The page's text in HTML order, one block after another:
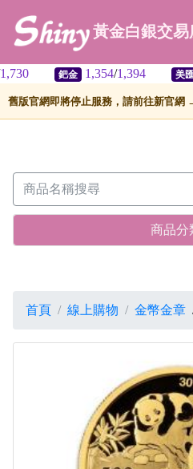
黃金白銀交易
1,354 1,394 美匯 32.27
舊版官網即將停止服務，請前往新官網
商品分
首頁 線上購物 金幣金章